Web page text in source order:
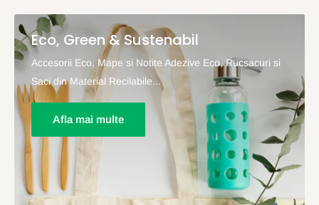
Eco, Green & Sustenabil
Accesorii Eco, Mape si Notite Adezive Eco, Rucsacuri si
Saci din Material Recilabile...
Afla mai multe